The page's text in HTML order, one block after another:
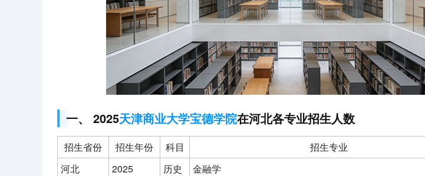
一、 2025天津商业大学宝德学院在河北各专业招生人数
招生省份 招生年份 科目 招生专业
河北
2025 历史 金融学